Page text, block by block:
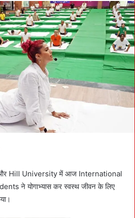
Hill University में आज International
ने योगाभ्यास कर स्वस्थ जीवन के लिए